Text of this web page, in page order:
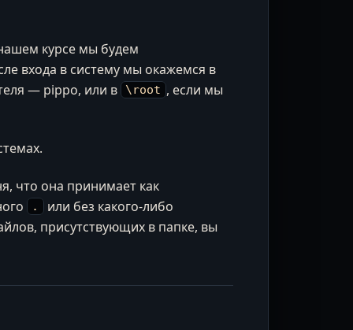
курсе мы будем
входа в систему мы окажемся в
— pippo, или в \root , если мы
что она принимает как
. или без какого-либо
присутствующих в папке, вы